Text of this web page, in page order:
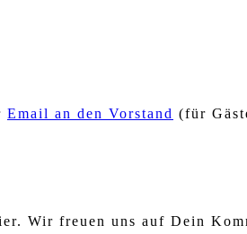
Email an den Vorstand (für
Wir freuen uns auf Dein